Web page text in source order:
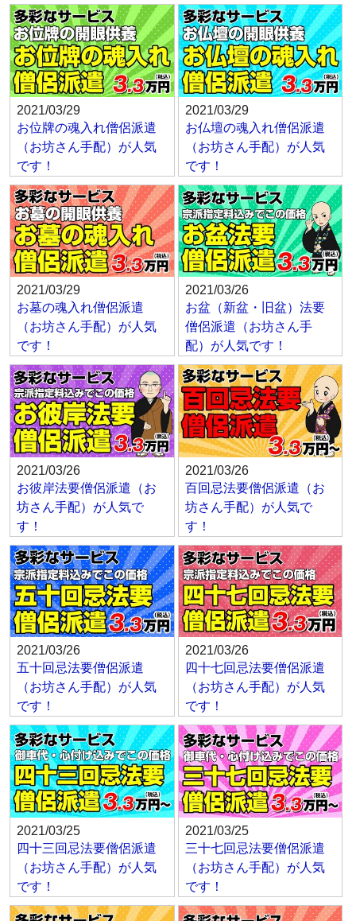
2021/03/29
お位牌の魂入れ僧侶派遣
（お坊さん手配）が人気
です！
2021/03/29
お仏壇の魂入れ僧侶派遣
（お坊さん手配）が人気
です！
2021/03/29
お墓の魂入れ僧侶派遣
（お坊さん手配）が人気
です！
2021/03/26
お盆（新盆・旧盆）法要
僧侶派遣（お坊さん手
配）が人気です！
2021/03/26
お彼岸法要僧侶派遣（お
坊さん手配）が人気で
す！
2021/03/26
百回忌法要僧侶派遣（お
坊さん手配）が人気で
す！
2021/03/26
五十回忌法要僧侶派遣
（お坊さん手配）が人気
です！
2021/03/26
四十七回忌法要僧侶派遣
（お坊さん手配）が人気
です！
2021/03/25
四十三回忌法要僧侶派遣
（お坊さん手配）が人気
です！
2021/03/25
三十七回忌法要僧侶派遣
（お坊さん手配）が人気
です！